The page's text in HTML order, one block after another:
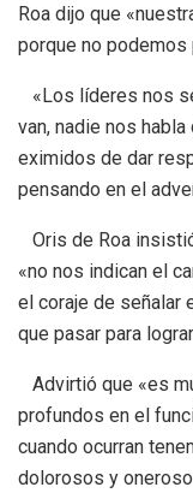
Roa dijo que
porque no podemos
«Los líderes nos
van, nadie nos
eximidos de dar
pensando en el
Oris de Roa
«no nos indican el
el coraje de señalar
que pasar para
Advirtió que «es
profundos en el
cuando ocurran
dolorosos y